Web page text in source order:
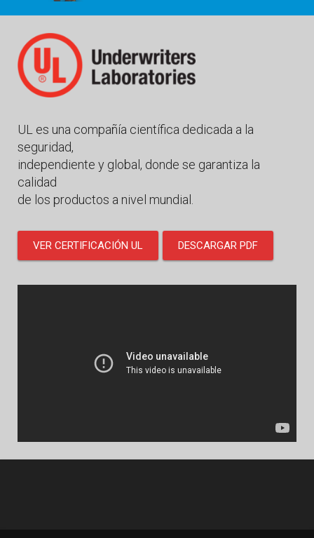
UL es una compañía científica dedicada a la
seguridad,
independiente y global, donde se garantiza la
calidad
de los productos a nivel mundial.
VER CERTIFICACIÓN UL DESCARGAR PDF